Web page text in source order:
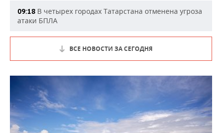
09:18 В четырех городах Татарстана отменена угроза
атаки БПЛА
ВСЕ НОВОСТИ ЗА СЕГОДНЯ